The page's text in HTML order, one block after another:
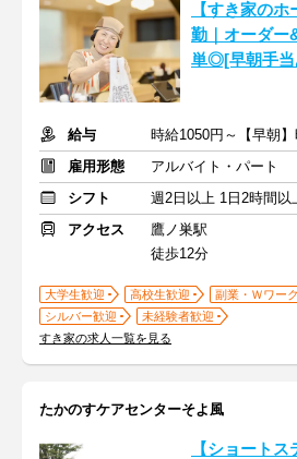
【すき家の
勤｜オーダー
単◎[早朝手当
給与
雇用形態
アルバイト・パート
シフト
週2日以上 1日2時間以
アクセス
鷹ノ巣駅
徒歩12分
大学生歓迎 高校生歓迎
副業・Ｗワー
シルバー歓迎
未経験者歓迎
すき家の求人一覧を見る
たかのすケアセンターそよ風
【ショート